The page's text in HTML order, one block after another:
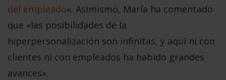
del empleado«. Asimismo, María ha comentado
que «las posibilidades de la
hiperpersonalización son infinitas, y aquí ni con
clientes ni con empleados ha habido grandes
avances».